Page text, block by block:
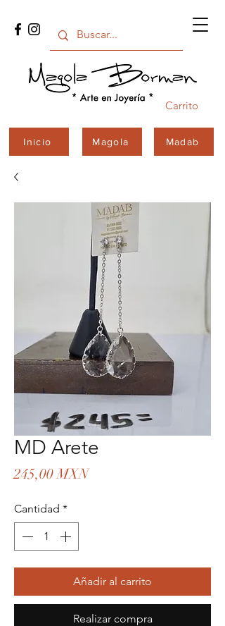
Carrito
Inicio Magola Madab
MD Arete
245,00 MXNPrecio
Cantidad *
Añadir al carrito
Realizar compra